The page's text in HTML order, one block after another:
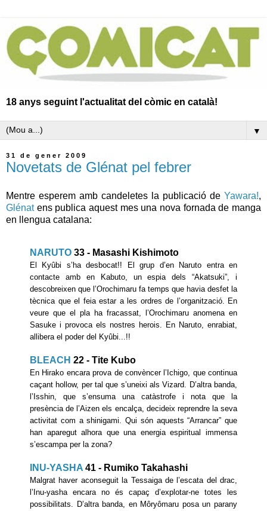
18 anys seguint l'actualitat del còmic en català!
▼
31 de gener 2009
Novetats de Glénat pel febrer
Mentre esperem amb candeletes la publicació de Yawara!,
Glénatens publica aquest mes una nova fornada de manga
en llengua catalana:
NARUTO 33 - Masashi Kishimoto
El Kyûbi s’ha desbocat!! El grup d’en Naruto entra en
contacte amb en Kabuto, un espia dels “Akatsuki”, i
descobreixen que l’Orochimaru fa temps que havia desfet la
tècnica que el feia estar a les ordres de l’organització. En
veure que el pla ha fracassat, l’Orochimaru anomena en
Sasuke i provoca els nostres herois. En Naruto, enrabiat,
allibera el poder del Kyûbi...!!
BLEACH 22 - Tite Kubo
En Hirako encara prova de convèncer l’Ichigo, que continua
caçant hollow, per tal que s’uneixi als Vizard. D’altra banda,
l’Isshin, que s’ensuma una catàstrofe i nota que la
presència de l’Aizen els encalça, decideix reprendre la seva
activitat com a shinigami. Qui són aquests “Arrancar” que
han aparegut alhora que una energia espiritual immensa
s’escampa per la zona?
INU-YASHA 41 - Rumiko Takahashi
Malgrat haver aconseguit la Tessaiga de l’escata del drac,
l’Inu-yasha encara no és capaç d’explotar-ne totes les
possibilitats. D’altra banda, en Môryômaru posa un parany